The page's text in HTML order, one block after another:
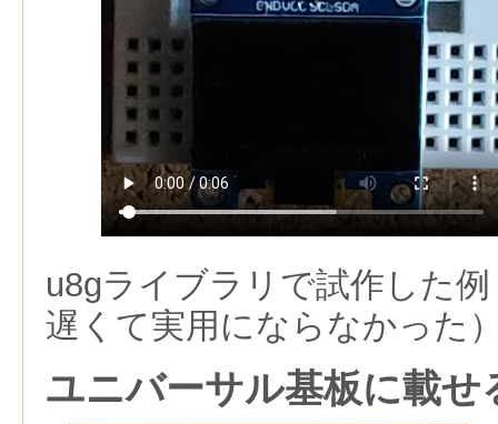
u8gライブラリで試作した
遅くて実用にならなかった
ユニバーサル基板に載せ